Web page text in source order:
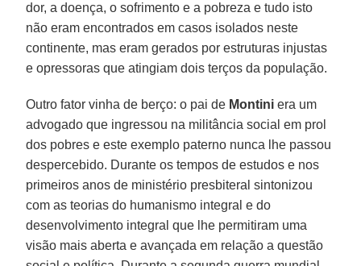
dor, a doença, o sofrimento e a pobreza e tudo isto
não eram encontrados em casos isolados neste
continente, mas eram gerados por estruturas injustas
e opressoras que atingiam dois terços da população.
Outro fator vinha de berço: o pai de Montini era um
advogado que ingressou na militância social em prol
dos pobres e este exemplo paterno nunca lhe passou
despercebido. Durante os tempos de estudos e nos
primeiros anos de ministério presbiteral sintonizou
com as teorias do humanismo integral e do
desenvolvimento integral que lhe permitiram uma
visão mais aberta e avançada em relação a questão